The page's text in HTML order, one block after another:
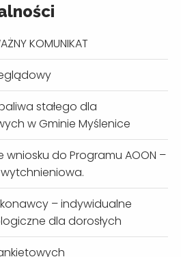
KOMUNIKAT
stałego dla
w Gminie Myślenice
do Programu AOON –
– indywidualne
dla dorosłych